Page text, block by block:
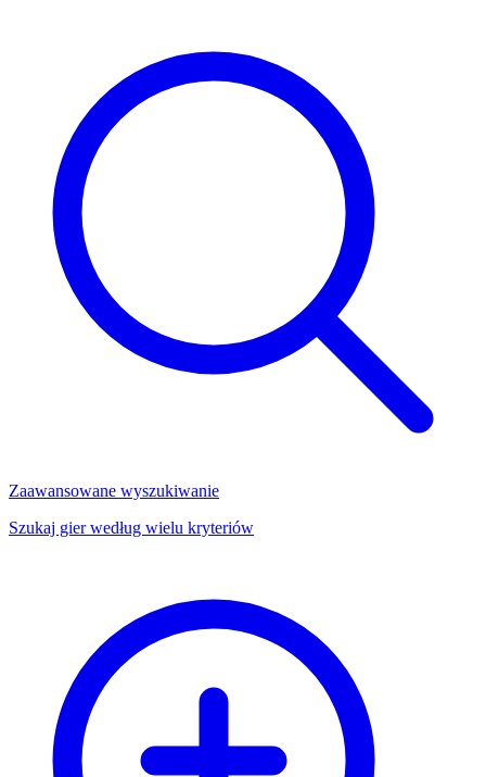
Zaawansowane wyszukiwanie
Szukaj gier według wielu kryteriów